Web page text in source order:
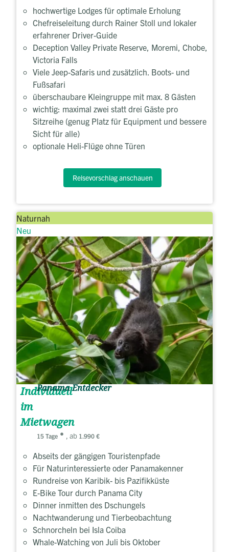
hochwertige Lodges für optimale Erholung
Chefreiseleitung durch Rainer Stoll und lokaler
erfahrener Driver-Guide
Deception Valley Private Reserve, Moremi, Chobe,
Victoria Falls
Viele Jeep-Safaris und zusätzlich. Boots- und
Fußsafari
überschaubare Kleingruppe mit max. 8 Gästen
wichtig: maximal zwei statt drei Gäste pro
Sitzreihe (genug Platz für Equipment und bessere
Sicht für alle)
optionale Heli-Flüge ohne Türen
Reisevorschlag anschauen
Naturnah
Neu
Individuell
im
Mietwagen
Panama Entdecker
15 Tage , ab 1.990 €
Abseits der gängigen Touristenpfade
Für Naturinteressierte oder Panamakenner
Rundreise von Karibik- bis Pazifikküste
E-Bike Tour durch Panama City
Dinner inmitten des Dschungels
Nachtwanderung und Tierbeobachtung
Schnorcheln bei Isla Coiba
Whale-Watching von Juli bis Oktober